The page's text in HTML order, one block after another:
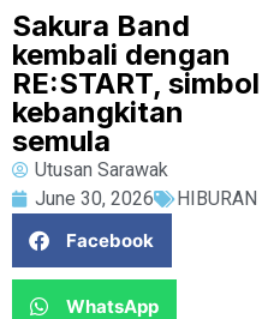
Sakura Band
kembali dengan
RE:START, simbol
kebangkitan
semula
Utusan Sarawak
June 30, 2026
HIBURAN
Facebook
WhatsApp